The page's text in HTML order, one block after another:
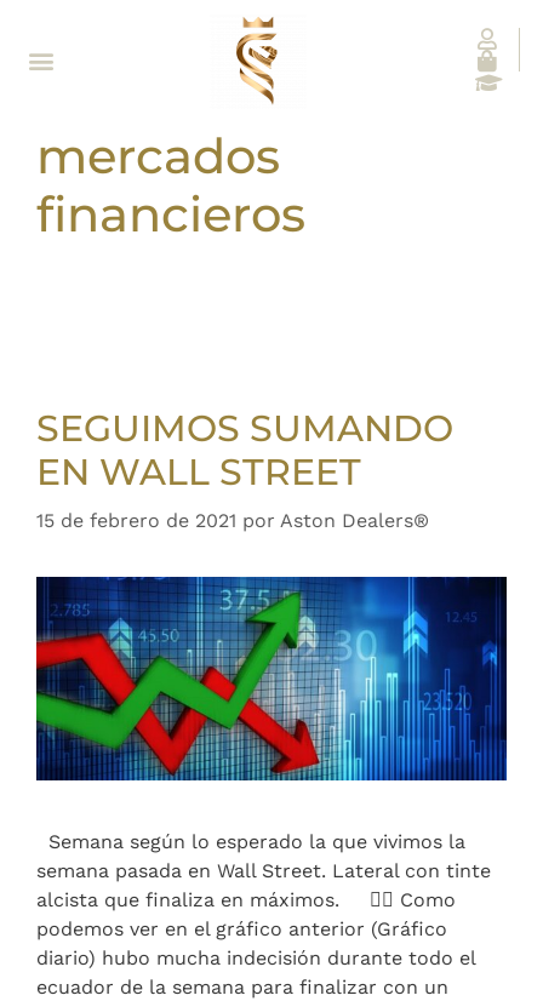
mercados
financieros
SEGUIMOS SUMANDO
EN WALL STREET
15 de febrero de 2021 por Aston Dealers®
Semana según lo esperado la que vivimos la
semana pasada en Wall Street. Lateral con tinte
alcista que finaliza en máximos. 👆🏻 Como
podemos ver en el gráfico anterior (Gráfico
diario) hubo mucha indecisión durante todo el
ecuador de la semana para finalizar con un